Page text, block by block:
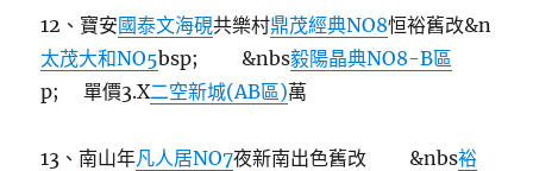
12、寶安國泰文海硯共樂村鼎茂經典NO8恒裕舊改&n
太茂大和NO5bsp; &nbs毅陽晶典NO8-B區
p; 單價3.X二空新城(AB區)萬
13、南山年凡人居NO7夜新南出色舊改 &nbs裕